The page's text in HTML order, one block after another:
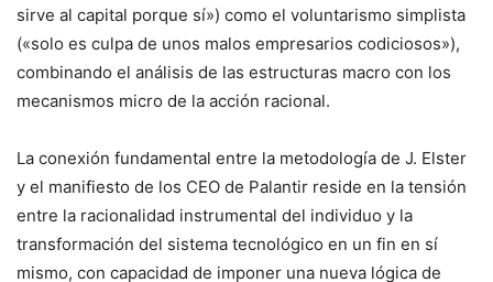
sirve al capital porque sí») como el voluntarismo simplista
(«solo es culpa de unos malos empresarios codiciosos»),
combinando el análisis de las estructuras macro con los
mecanismos micro de la acción racional.
La conexión fundamental entre la metodología de J. Elster
y el manifiesto de los CEO de Palantir reside en la tensión
entre la racionalidad instrumental del individuo y la
transformación del sistema tecnológico en un fin en sí
mismo, con capacidad de imponer una nueva lógica de